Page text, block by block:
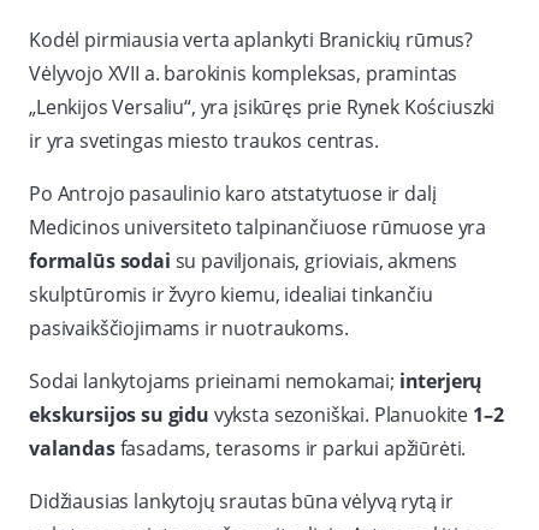
Kodėl pirmiausia verta aplankyti Branickių rūmus?
Vėlyvojo XVII a. barokinis kompleksas, pramintas
„Lenkijos Versaliu“, yra įsikūręs prie Rynek Kościuszki
ir yra svetingas miesto traukos centras.
Po Antrojo pasaulinio karo atstatytuose ir dalį
Medicinos universiteto talpinančiuose rūmuose yra
formalūs sodai su paviljonais, grioviais, akmens
skulptūromis ir žvyro kiemu, idealiai tinkančiu
pasivaikščiojimams ir nuotraukoms.
Sodai lankytojams prieinami nemokamai; interjerų
ekskursijos su gidu vyksta sezoniškai. Planuokite 1–2
valandasfasadams, terasoms ir parkui apžiūrėti.
Didžiausias lankytojų srautas būna vėlyvą rytą ir